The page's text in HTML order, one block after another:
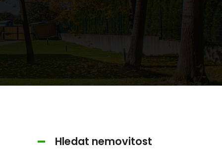
Hledat nemovitost